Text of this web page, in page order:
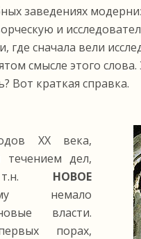
заведениях
и
где сначала вели
смысле этого слова.
Вот краткая справка.
ХХ века,
течением дел,
т.н. НОВОЕ
немало
власти.
порах,